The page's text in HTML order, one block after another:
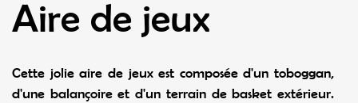
Aire de jeux
Cette jolie aire de jeux est composée d'un toboggan,
d'une balançoire et d'un terrain de basket extérieur.